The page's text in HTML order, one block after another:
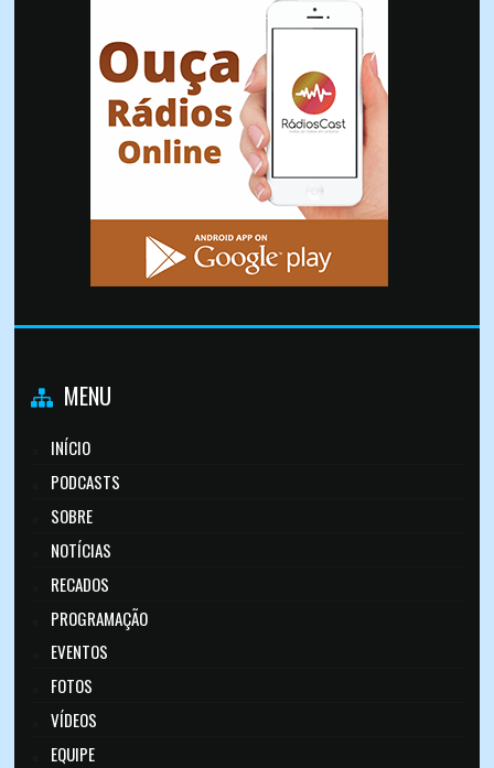
MENU
INÍCIO
PODCASTS
SOBRE
NOTÍCIAS
RECADOS
PROGRAMAÇÃO
EVENTOS
FOTOS
VÍDEOS
EQUIPE